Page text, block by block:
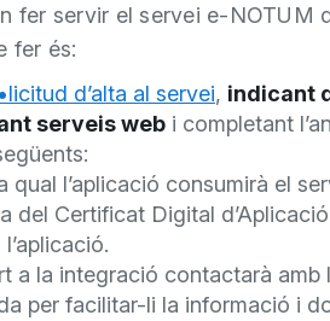
fer servir el servei e-NOTUM
fer és:
d’alta al servei, indicant
serveis web i completant
qual l’aplicació consumirà el
del Certificat Digital
a la integració contactarà amb
per facilitar-li la informació i